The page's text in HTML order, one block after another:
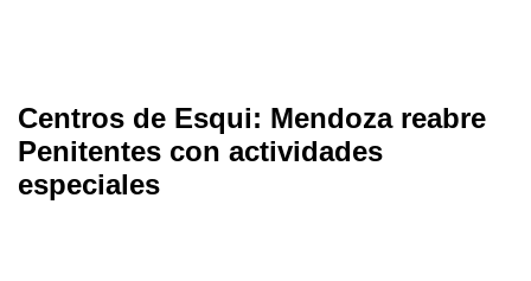
Centros de Esqui: Mendoza reabre
Penitentes con actividades
especiales